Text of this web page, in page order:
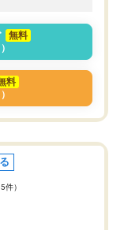
無料
料
5件）